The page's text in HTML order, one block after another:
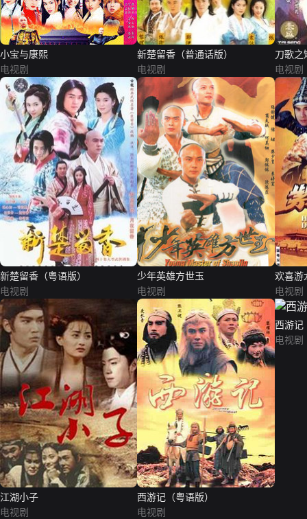
小宝与康熙
电视剧
新楚留香（普通话版）
电视剧
刀歌之
电视剧
新楚留香（粤语版）
电视剧
少年英雄方世玉
电视剧
欢喜游
电视剧
江湖小子
电视剧
西游记（粤语版）
电视剧
西游记
电视剧